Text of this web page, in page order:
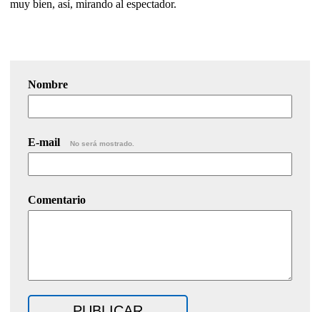
muy bien, así, mirando al espectador.
Nombre
E-mail No será mostrado.
Comentario